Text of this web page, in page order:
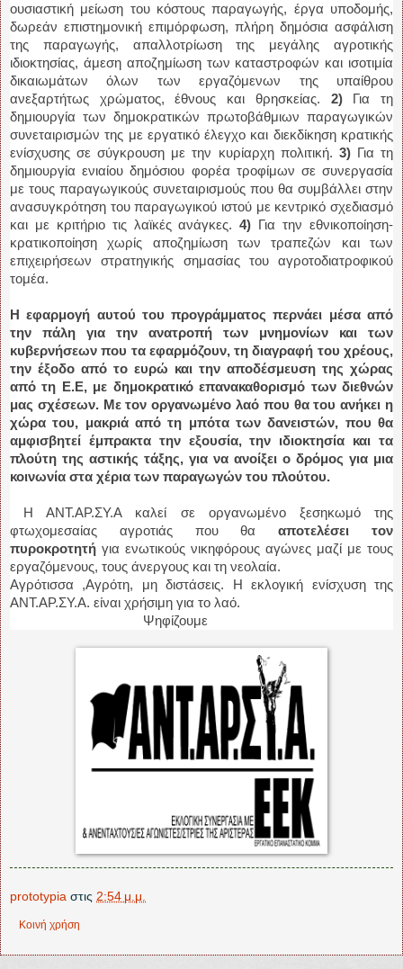
ουσιαστική μείωση του κόστους παραγωγής, έργα υποδομής,
δωρεάν επιστημονική επιμόρφωση, πλήρη δημόσια ασφάλιση
της παραγωγής, απαλλοτρίωση της μεγάλης αγροτικής
ιδιοκτησίας, άμεση αποζημίωση των καταστροφών και ισοτιμία
δικαιωμάτων όλων των εργαζόμενων της υπαίθρου
ανεξαρτήτως χρώματος, έθνους και θρησκείας. 2) Για τη
δημιουργία των δημοκρατικών πρωτοβάθμιων παραγωγικών
συνεταιρισμών της με εργατικό έλεγχο και διεκδίκηση κρατικής
ενίσχυσης σε σύγκρουση με την κυρίαρχη πολιτική. 3)Για τη
δημιουργία ενιαίου δημόσιου φορέα τροφίμων σε συνεργασία
με τους παραγωγικούς συνεταιρισμούς που θα συμβάλλει στην
ανασυγκρότηση του παραγωγικού ιστού με κεντρικό σχεδιασμό
και με κριτήριο τις λαϊκές ανάγκες.4) Για την εθνικοποίηση-
κρατικοποίηση χωρίς αποζημίωση των τραπεζών και των
επιχειρήσεων στρατηγικής σημασίας του αγροτοδιατροφικού
τομέα.
Η εφαρμογή αυτού του προγράμματος περνάει μέσα από
την πάλη για την ανατροπή των μνημονίων και των
κυβερνήσεων που τα εφαρμόζουν, τη διαγραφή του χρέους,
την έξοδο από το ευρώ και την αποδέσμευση της χώρας
από τη Ε.Ε, με δημοκρατικό επανακαθορισμό των διεθνών
μας σχέσεων. Με τον οργανωμένο λαό που θα του ανήκει η
χώρα του, μακριά από τη μπότα των δανειστών, που θα
αμφισβητεί έμπρακτα την εξουσία, την ιδιοκτησία και τα
πλούτη της αστικής τάξης, για να ανοίξει ο δρόμος για μια
κοινωνία στα χέρια των παραγωγών του πλούτου.
Η ΑΝΤ.ΑΡ.ΣΥ.Α καλεί σε οργανωμένο ξεσηκωμό της
φτωχομεσαίας αγροτιάς που θααποτελέσει τον
πυροκροτητή για ενωτικούς νικηφόρους αγώνες μαζί με τους
εργαζόμενους, τους άνεργους και τη νεολαία.
Αγρότισσα ,Αγρότη, μη διστάσεις. Η εκλογική ενίσχυση της
ΑΝΤ.ΑΡ.ΣΥ.Α. είναι χρήσιμη για το λαό.
Ψηφίζουμε
prototypia στις 2:54 μ.μ.
Κοινή χρήση